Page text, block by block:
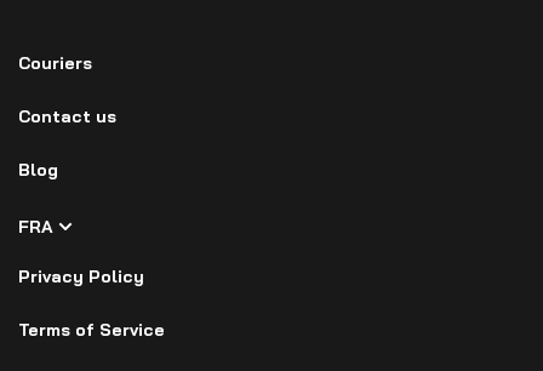
Couriers
Contact us
Blog
FRA
Privacy Policy
Terms of Service